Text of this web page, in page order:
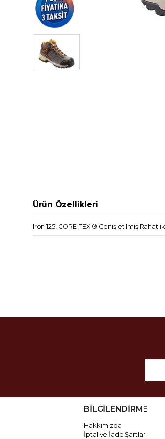
Ürün Özellikleri
Iron 125, GORE-TEX ® Genişletilmiş Rahatlık
BİLGİLENDİRME
Hakkımızda
İptal ve İade Şartları